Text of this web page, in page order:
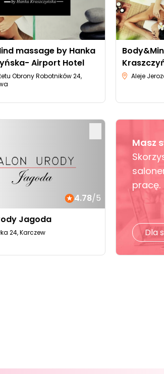
massage by Hanka
Airport Hotel
Obrony Robotników 24,
Aleje
4.78/5
Jagoda
24, Karczew
Masz
pracę.
Dla